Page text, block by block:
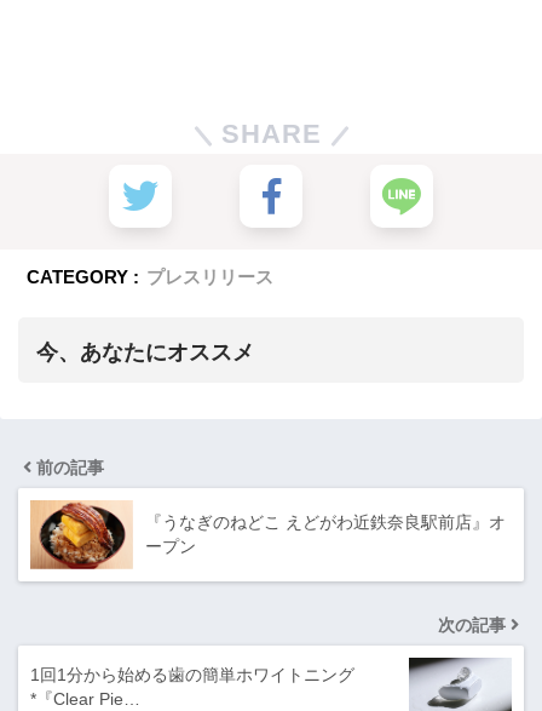
SHARE
CATEGORY : プレスリリース
今、あなたにオススメ
前の記事
『うなぎのねどこ えどがわ近鉄奈良駅前店』オ
ープン
次の記事
1回1分から始める歯の簡単ホワイトニング
*『Clear Pie…